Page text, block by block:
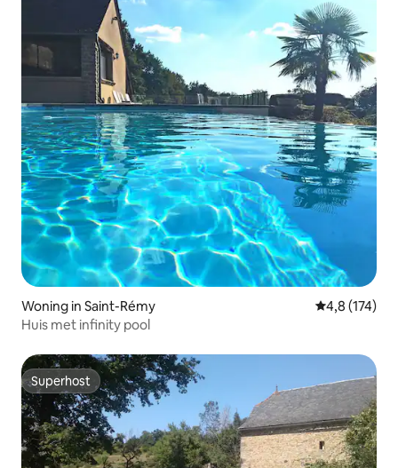
Woning in Saint-Rémy Gemiddelde
4,8 (174)
Huis met infinity pool
Superhost
Superhost